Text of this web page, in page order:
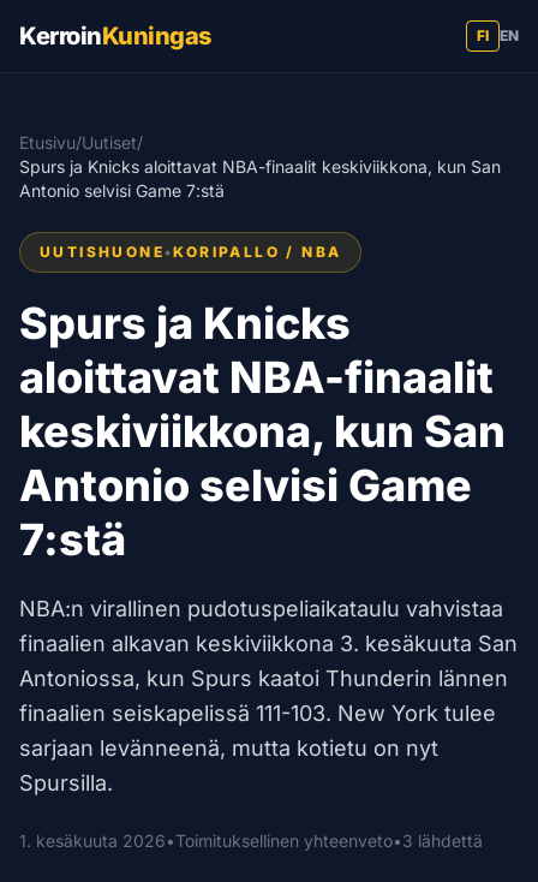
KerroinKuningas FI EN
Etusivu/Uutiset/
Spurs ja Knicks aloittavat NBA-finaalit keskiviikkona, kun San
Antonio selvisi Game 7:stä
UUTISHUONE •KORIPALLO / NBA
Spurs ja Knicks
aloittavat NBA-finaalit
keskiviikkona, kun San
Antonio selvisi Game
7:stä
NBA:n virallinen pudotuspeliaikataulu vahvistaa
finaalien alkavan keskiviikkona 3. kesäkuuta San
Antoniossa, kun Spurs kaatoi Thunderin lännen
finaalien seiskapelissä 111-103. New York tulee
sarjaan levänneenä, mutta kotietu on nyt
Spursilla.
1. kesäkuuta 2026•Toimituksellinen yhteenveto•3 lähdettä